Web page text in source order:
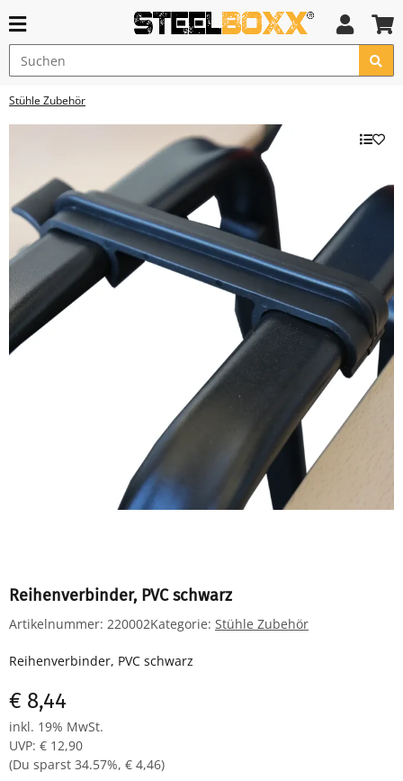
Stühle Zubehör
Reihenverbinder, PVC schwarz
Artikelnummer: 220002Kategorie: Stühle Zubehör
Reihenverbinder, PVC schwarz
€ 8,44
inkl. 19% MwSt.
UVP: € 12,90
(Du sparst 34.57%, € 4,46)